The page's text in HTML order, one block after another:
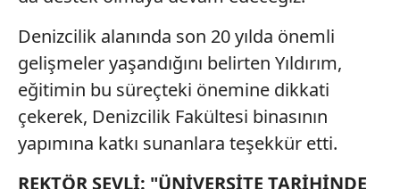
Denizcilik alanında son 20 yılda önemli
gelişmeler yaşandığını belirten Yıldırım,
eğitimin bu süreçteki önemine dikkati
çekerek, Denizcilik Fakültesi binasının
yapımına katkı sunanlara teşekkür etti.
REKTÖR ŞEVLİ: "ÜNİVERSİTE TARİHİNDE